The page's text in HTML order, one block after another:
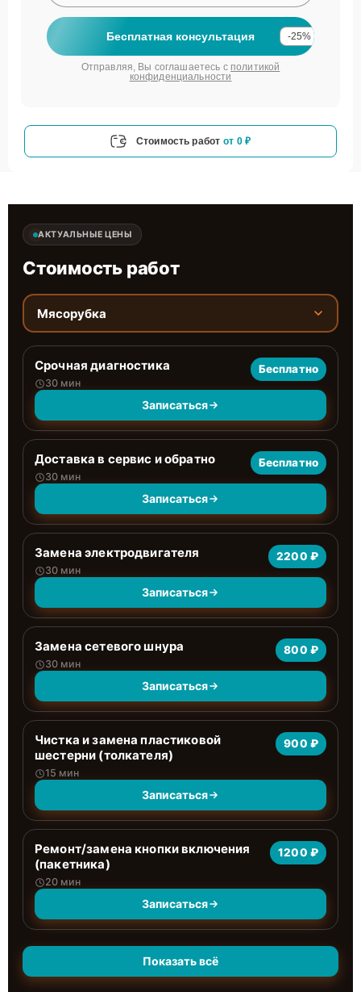
Бесплатная консультация -25%
Отправляя, Вы соглашаетесь с политикой
конфиденциальности
Стоимость работ от 0 ₽
АКТУАЛЬНЫЕ ЦЕНЫ
Стоимость работ
Мясорубка
Срочная диагностика
30 мин
Бесплатно
Записаться
Доставка в сервис и обратно
30 мин
Бесплатно
Записаться
Замена электродвигателя
30 мин
2200 ₽
Записаться
Замена сетевого шнура
30 мин
800 ₽
Записаться
Чистка и замена пластиковой
шестерни (толкателя)
15 мин
900 ₽
Записаться
Ремонт/замена кнопки включения
(пакетника)
20 мин
1200 ₽
Записаться
Показать всё